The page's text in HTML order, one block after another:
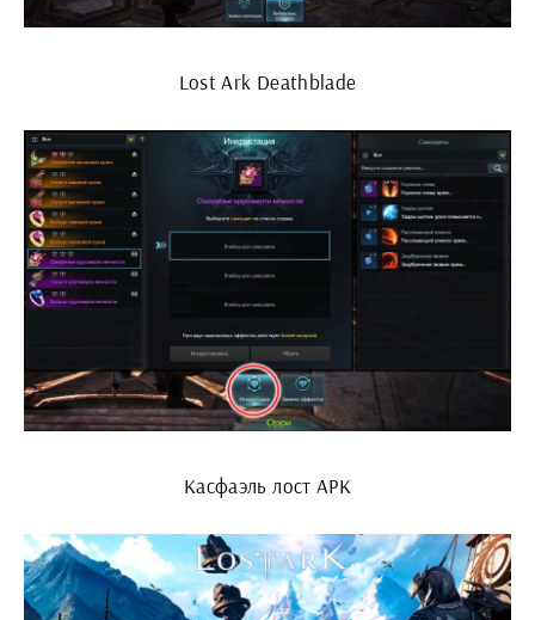
Lost Ark Deathblade
Касфаэль лост АРК